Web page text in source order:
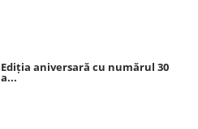
Ediția aniversară cu numărul 30
a...